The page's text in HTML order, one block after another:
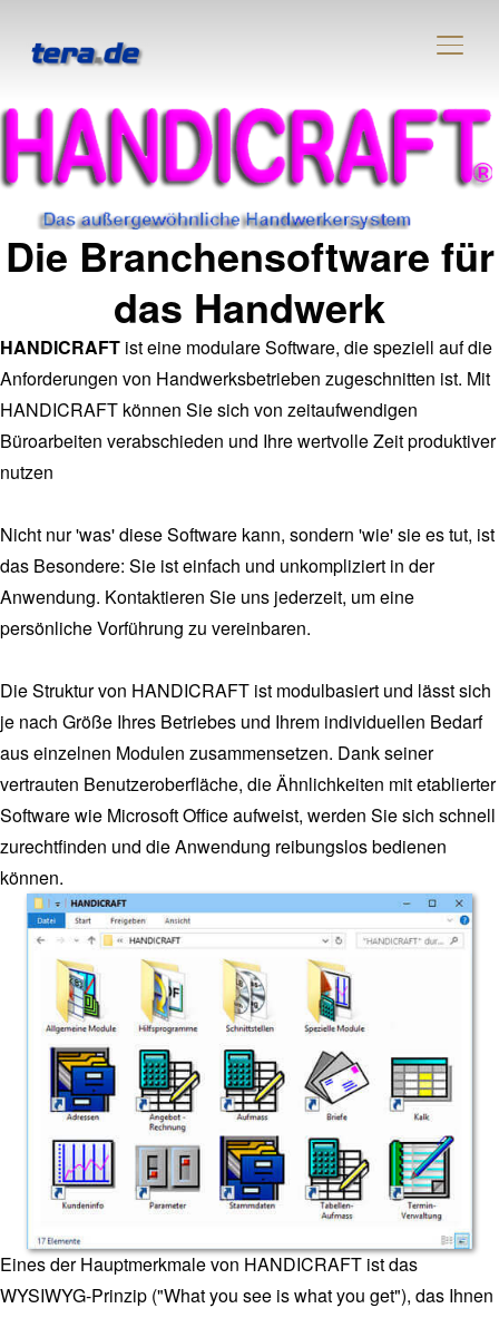
Die Branchensoftware für
das Handwerk
HANDICRAFT ist eine modulare Software, die speziell auf die
Anforderungen von Handwerksbetrieben zugeschnitten ist. Mit
HANDICRAFT können Sie sich von zeitaufwendigen
Büroarbeiten verabschieden und Ihre wertvolle Zeit produktiver
nutzen
Nicht nur 'was' diese Software kann, sondern 'wie' sie es tut, ist
das Besondere: Sie ist einfach und unkompliziert in der
Anwendung. Kontaktieren Sie uns jederzeit, um eine
persönliche Vorführung zu vereinbaren.
Die Struktur von HANDICRAFT ist modulbasiert und lässt sich
je nach Größe Ihres Betriebes und Ihrem individuellen Bedarf
aus einzelnen Modulen zusammensetzen. Dank seiner
vertrauten Benutzeroberfläche, die Ähnlichkeiten mit etablierter
Software wie Microsoft Office aufweist, werden Sie sich schnell
zurechtfinden und die Anwendung reibungslos bedienen
können.
Eines der Hauptmerkmale von HANDICRAFT ist das
WYSIWYG-Prinzip ("What you see is what you get"), das Ihnen